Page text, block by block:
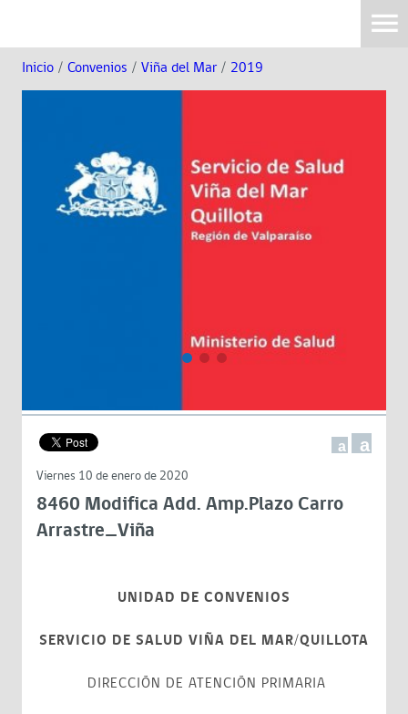
Inicio / Convenios / Viña del Mar / 2019
a a
Viernes 10 de enero de 2020
8460 Modifica Add. Amp.Plazo Carro
Arrastre_Viña
UNIDAD DE CONVENIOS
SERVICIO DE SALUD VIÑA DEL MAR/QUILLOTA
DIRECCIÓN DE ATENCIÓN PRIMARIA